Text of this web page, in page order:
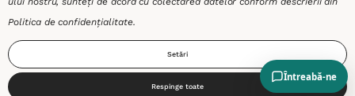
Politica de confidențialitate.
Setări
Respinge toate